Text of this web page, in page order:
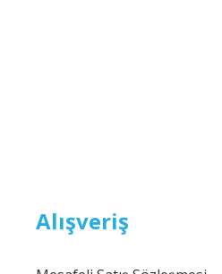
Alışveriş